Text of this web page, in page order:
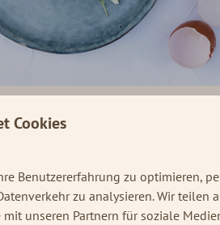
begrüßen zu
oder draußen
Cookies
Benutzererfahrung zu optimieren,
zu analysieren. Wir teilen
unseren Partnern für soziale